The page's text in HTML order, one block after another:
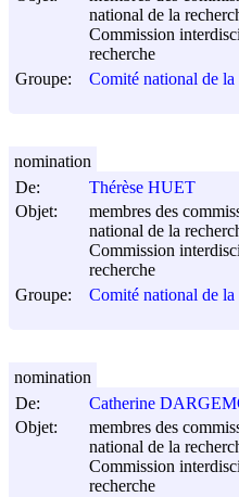
national de la
Commission
recherche
Groupe:
Comité national de
De:
Thérèse HUET
Objet:
membres des
national de la
Commission
recherche
Groupe:
Comité national de
nomination
De:
Catherine
Objet:
membres des
national de la
Commission
recherche
nomination